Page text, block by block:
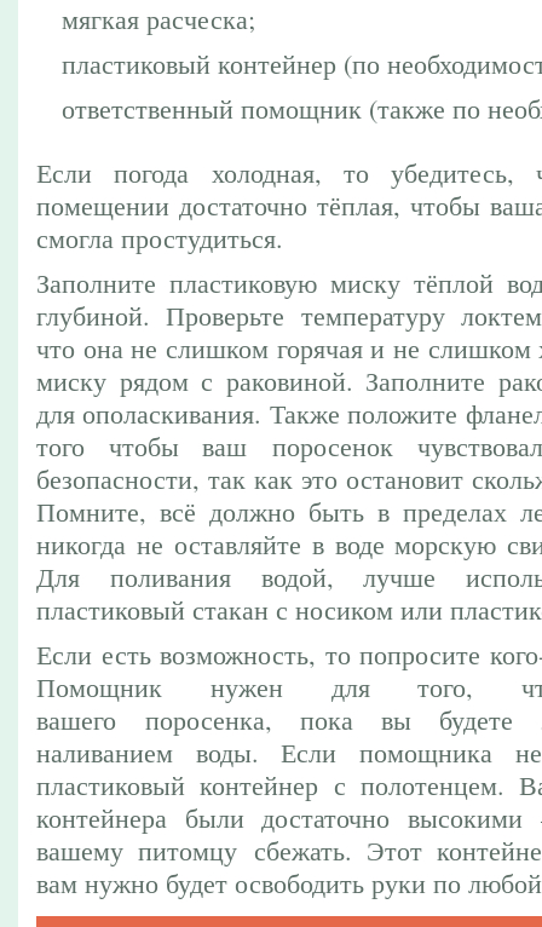
мягкая расческа;
пластиковый контейнер (по
ответственный помощник (также по
Если погода холодная, то убедитесь,
помещении достаточно тёплая, чтобы
смогла простудиться.
Заполните пластиковую миску тёплой
глубиной. Проверьте температуру
что она не слишком горячая и не слишком
миску рядом с раковиной. Заполните
для ополаскивания. Также положите
того чтобы ваш поросенок
безопасности, так как это остановит
Помните, всё должно быть в пределах
никогда не оставляйте в воде морскую
Для поливания водой, лучше
пластиковый стакан с носиком или
Если есть возможность, то попросите
Помощник нужен для того,
вашего поросенка, пока вы будете
наливанием воды. Если помощника
пластиковый контейнер с полотенцем.
контейнера были достаточно
вашему питомцу сбежать. Этот
вам нужно будет освободить руки по